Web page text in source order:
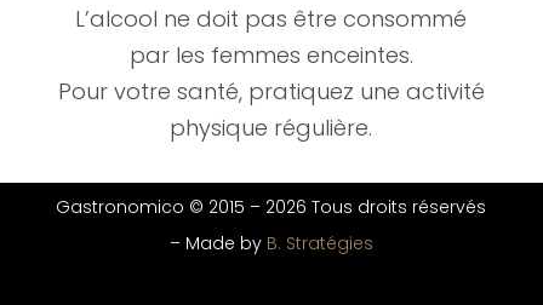
L’alcool ne doit pas être consommé
par les femmes enceintes.
Pour votre santé, pratiquez une activité
physique régulière.
Gastronomico © 2015 – 2026 Tous droits réservés
– Made by B. Stratégies